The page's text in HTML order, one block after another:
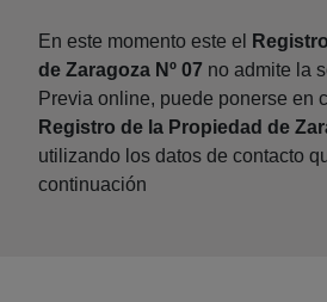
En este momento este el
de Zaragoza Nº 07 no admite la
Previa online, puede ponerse en
Registro de la Propiedad de
utilizando los datos de contacto
continuación